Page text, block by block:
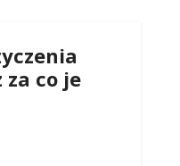
za co je